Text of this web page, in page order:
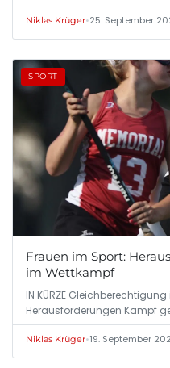
Niklas Krüger•25. September
SPORT
Frauen im Sport:
im Wettkampf
IN KÜRZE
Herausforderungen Kampf
Niklas Krüger•19. September